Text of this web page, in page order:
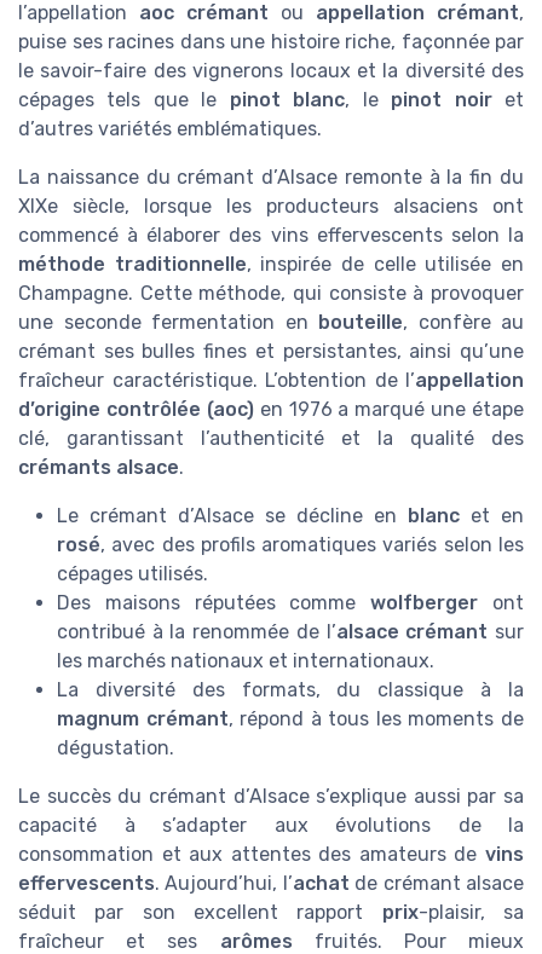
l’appellation aoc crémant ou appellation crémant,
puise ses racines dans une histoire riche, façonnée par
le savoir-faire des vignerons locaux et la diversité des
cépages tels que le pinot blanc, le pinot noiret
d’autres variétés emblématiques.
La naissance du crémant d’Alsace remonte à la fin du
XIXe siècle, lorsque les producteurs alsaciens ont
commencé à élaborer des vins effervescents selon la
méthode traditionnelle, inspirée de celle utilisée en
Champagne. Cette méthode, qui consiste à provoquer
une seconde fermentation en bouteille, confère au
crémant ses bulles fines et persistantes, ainsi qu’une
fraîcheur caractéristique. L’obtention de l’appellation
d’origine contrôlée (aoc)en 1976 a marqué une étape
clé, garantissant l’authenticité et la qualité des
crémants alsace.
Le crémant d’Alsace se décline en blanc et en
rosé, avec des profils aromatiques variés selon les
cépages utilisés.
Des maisons réputées commewolfberger ont
contribué à la renommée de l’alsace crémant sur
les marchés nationaux et internationaux.
La diversité des formats, du classique à la
magnum crémant, répond à tous les moments de
dégustation.
Le succès du crémant d’Alsace s’explique aussi par sa
capacité à s’adapter aux évolutions de la
consommation et aux attentes des amateurs de vins
effervescents. Aujourd’hui, l’achat de crémant alsace
séduit par son excellent rapport prix-plaisir, sa
fraîcheur et ses arômes fruités. Pour mieux